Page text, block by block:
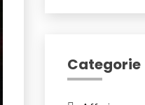
Categorie